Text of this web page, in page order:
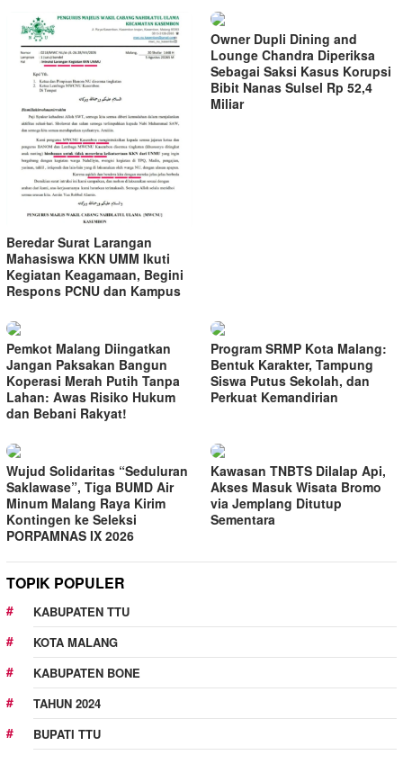
Beredar Surat Larangan
Mahasiswa KKN UMM Ikuti
Kegiatan Keagamaan, Begini
Respons PCNU dan Kampus
Owner Dupli Dining and
Lounge Chandra Diperiksa
Sebagai Saksi Kasus Korupsi
Bibit Nanas Sulsel Rp 52,4
Miliar
Pemkot Malang Diingatkan
Jangan Paksakan Bangun
Koperasi Merah Putih Tanpa
Lahan: Awas Risiko Hukum
dan Bebani Rakyat!
Program SRMP Kota Malang:
Bentuk Karakter, Tampung
Siswa Putus Sekolah, dan
Perkuat Kemandirian
Wujud Solidaritas “Seduluran
Saklawase”, Tiga BUMD Air
Minum Malang Raya Kirim
Kontingen ke Seleksi
PORPAMNAS IX 2026
Kawasan TNBTS Dilalap Api,
Akses Masuk Wisata Bromo
via Jemplang Ditutup
Sementara
TOPIK POPULER
KABUPATEN TTU
KOTA MALANG
KABUPATEN BONE
TAHUN 2024
BUPATI TTU